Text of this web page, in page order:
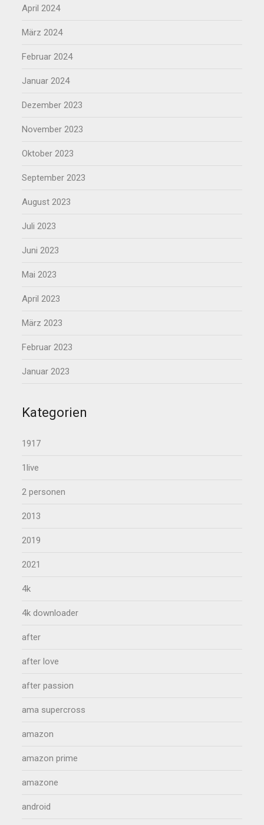
April 2024
März 2024
Februar 2024
Januar 2024
Dezember 2023
November 2023
Oktober 2023
September 2023
August 2023
Juli 2023
Juni 2023
Mai 2023
April 2023
März 2023
Februar 2023
Januar 2023
Kategorien
1917
1live
2 personen
2013
2019
2021
4k
4k downloader
after
after love
after passion
ama supercross
amazon
amazon prime
amazone
android